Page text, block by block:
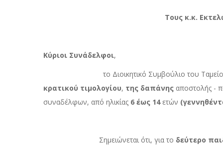
Τους κ.κ. Εκτελωνιστές -
Κύριοι Συνάδελφοι,
το Διοικητικό Συμβούλιο του Ταμείου
κρατικού τιμολογίου, της δαπάνης αποστολής -
συναδέλφων, από ηλικίας 6 έως 14 ετών
Σημειώνεται ότι, για το δεύτερο